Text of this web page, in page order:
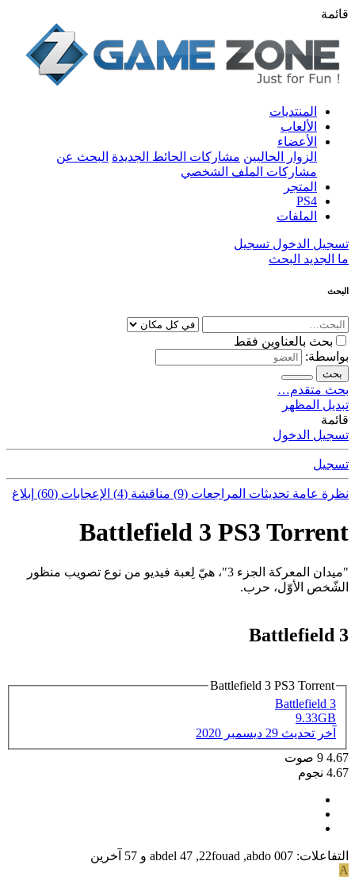
قائمة
المنتديات
الألعاب
الأعضاء
الزوار الحاليين مشاركات الحائط الجديدة البحث عن
مشاركات الملف الشخصي
المتجر
PS4
الملفات
تسجيل الدخول تسجيل
ما الجديد البحث
البحث
بحث بالعناوين فقط
بواسطة:
بحث
بحث متقدم…
تبديل المظهر
قائمة
تسجيل الدخول
تسجيل
نظرة عامة تحديثات المراجعات (9) مناقشة (4) الإعجابات (60) إبلاغ
Battlefield 3 PS3 Torrent
"ميدان المعركة الجزء 3"، هيّ لِعبة فيديو من نوع تصويب منظور
الشّخص الأوّل، حرب.
Battlefield 3
Battlefield 3 PS3 Torrent
Battlefield 3
9.33GB
آخر تحديث 29 ديسمبر 2020
4.67
9 صوت
4.67 نجوم
التفاعلات: abdo 007
,
22fouad
,
abdel 47 و 57 آخرين
A